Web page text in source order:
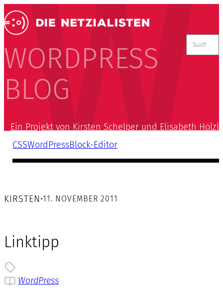
WORDPRESS
BLOG
nach:
Ein Projekt von Kirsten Schelper und Elisabeth Hölzl
CSSWordPressBlock-Editor
KIRSTEN•11. NOVEMBER 2011
Linktipp
WordPress